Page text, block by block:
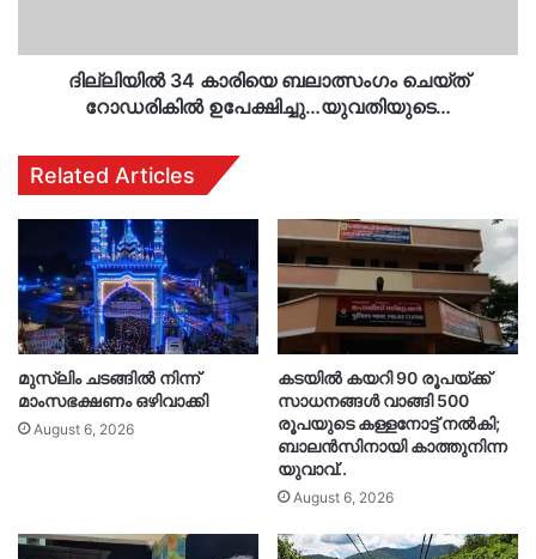
ദില്ലിയിൽ 34 കാരിയെ ബലാത്സംഗം ചെയ്ത്
റോഡരികിൽ ഉപേക്ഷിച്ചു…യുവതിയുടെ…
Related Articles
മുസ്‌ലിം ചടങ്ങിൽ നിന്ന്
മാംസഭക്ഷണം ഒഴിവാക്കി
August 6, 2026
കടയിൽ കയറി 90 രൂപയ്ക്ക്
സാധനങ്ങൾ വാങ്ങി 500
രൂപയുടെ കള്ളനോട്ട് നൽകി;
ബാലൻസിനായി കാത്തുനിന്ന
യുവാവ്..
August 6, 2026